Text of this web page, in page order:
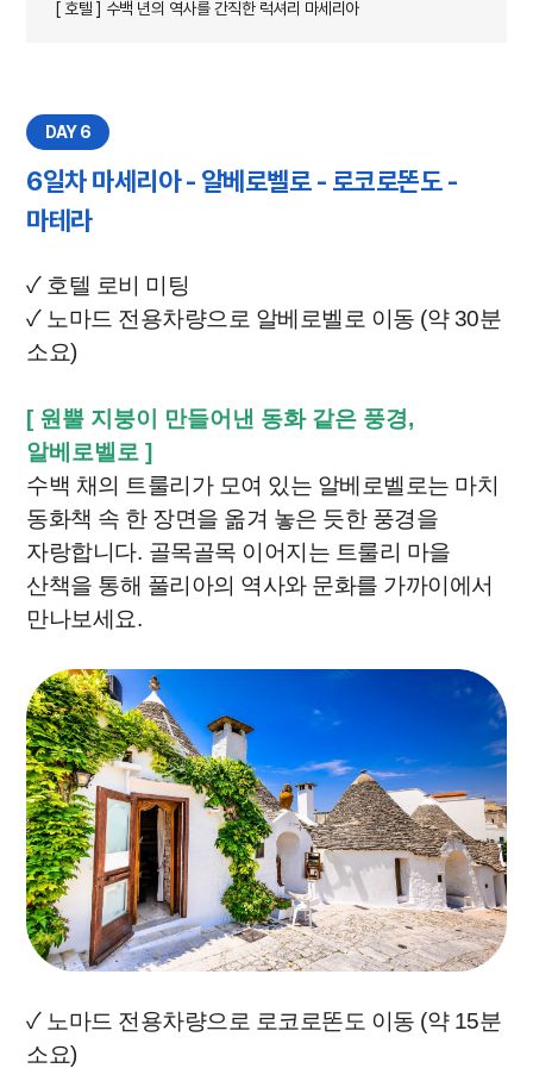
[ 호텔 ] 수백 년의 역사를 간직한 럭셔리 마세리아
DAY 6
6일차 마세리아 - 알베로벨로 - 로코로똔도 -
마테라
✓ 호텔 로비 미팅
✓ 노마드 전용차량으로 알베로벨로 이동 (약 30분
소요)
[ 원뿔 지붕이 만들어낸 동화 같은 풍경,
알베로벨로 ]
수백 채의 트룰리가 모여 있는 알베로벨로는 마치
동화책 속 한 장면을 옮겨 놓은 듯한 풍경을
자랑합니다. 골목골목 이어지는 트룰리 마을
산책을 통해 풀리아의 역사와 문화를 가까이에서
만나보세요.
✓ 노마드 전용차량으로 로코로똔도 이동 (약 15분
소요)